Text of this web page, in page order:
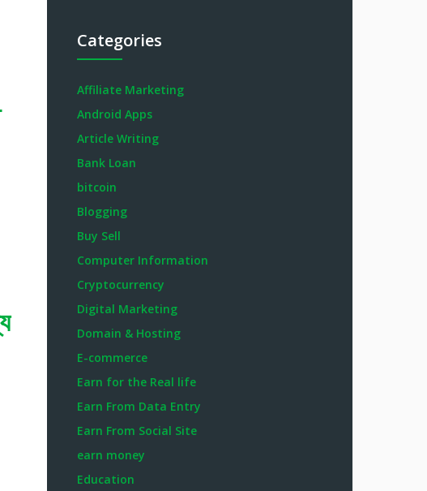
Categories
Affiliate Marketing
Android Apps
Article Writing
Bank Loan
bitcoin
Blogging
Buy Sell
Computer Information
Cryptocurrency
Digital Marketing
Domain & Hosting
E-commerce
Earn for the Real life
Earn From Data Entry
Earn From Social Site
earn money
Education